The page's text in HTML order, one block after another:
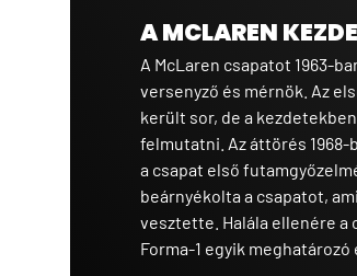
A MCLAREN
A McLaren csapatot 1963-
versenyző és mérnök. Az
került sor, de a
felmutatni. Az áttörés
a csapat első
beárnyékolta a csapatot,
vesztette. Halála ellenére a
Forma-1 egyik meghatározó